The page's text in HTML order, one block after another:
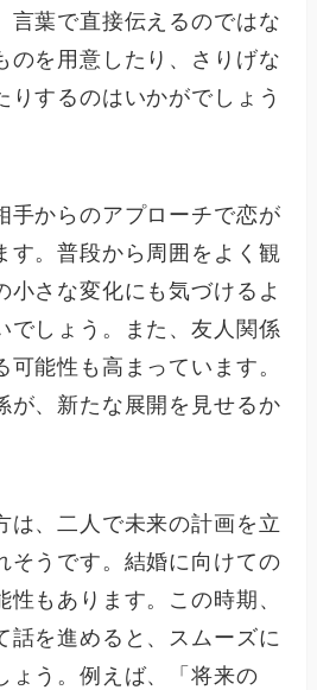
言葉で直接伝えるのではな
のを用意したり、さりげな
りするのはいかがでしょう
手からのアプローチで恋が
す。普段から周囲をよく観
小さな変化にも気づけるよ
でしょう。また、友人関係
能性も高まっています。
が、新たな展開を見せるか
は、二人で未来の計画を立
そうです。結婚に向けての
もあります。この時期、
話を進めると、スムーズに
ょう。例えば、「将来の